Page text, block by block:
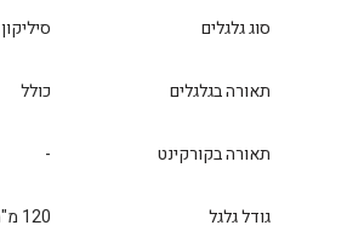
סוג גלגלים סיליקון
תאורה בגלגלים כולל
תאורה בקורקינט -
גודל גלגל 120 מ"מ, גלגלים רחבים במיוחד